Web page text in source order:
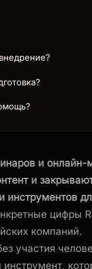
и онлайн-
и
инструментов
цифры
компаний.
участия
инструмент,